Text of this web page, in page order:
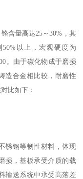
含量高达25～30%，其
以上，宏观硬度为
。由于碳化物成于磨损
造合金相比较，耐磨性
比如下：
锈钢等韧性材料，体现
损，基板承受介质的载
输送系统中承受高落差